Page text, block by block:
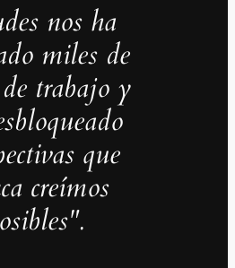
nos ha
miles de
trabajo y
que
creímos